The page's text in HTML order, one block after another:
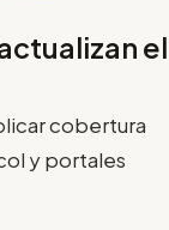
el
cobertura
y portales